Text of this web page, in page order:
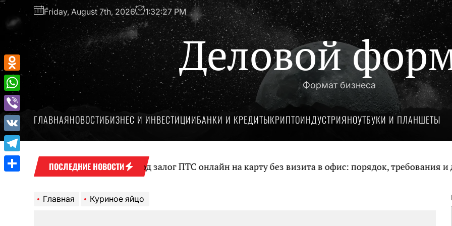
Перейти
содержимому
Friday, August 7th, 2026 1:32:27 PM
Деловой
Формат бизнеса
ГЛАВНАЯНОВОСТИБИЗНЕС И ИНВЕСТИЦИИБАНКИ И КРЕДИТЫКРИПТОИНДУСТРИЯНОУТБУКИ И ПЛАНШЕТЫ
ПОСЛЕДНИЕ НОВОСТИ
Оформление займа под залог ПТС онлайн на карту без визита в офис: порядок, требования и
Главная Куриное яйцо
Odnoklassniki
WhatsApp
Viber
VK
Telegram
Отправить